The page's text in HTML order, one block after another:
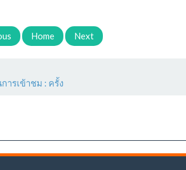
Home Next
ารเข้าชม : ครั้ง